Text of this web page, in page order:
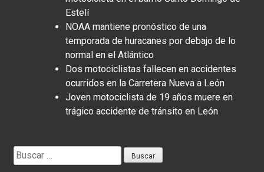
Estelí
NOAA mantiene pronóstico de una
temporada de huracanes por debajo de lo
normal en el Atlántico
Dos motociclistas fallecen en accidentes
ocurridos en la Carretera Nueva a León
Joven motociclista de 19 años muere en
trágico accidente de tránsito en León
Buscar: